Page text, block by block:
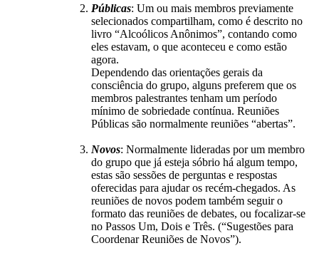
Públicas: Um ou mais membros previamente
selecionados compartilham, como é descrito no
livro “Alcoólicos Anônimos”, contando como
eles estavam, o que aconteceu e como estão
agora.
Dependendo das orientações gerais da
consciência do grupo, alguns preferem que os
membros palestrantes tenham um período
mínimo de sobriedade contínua. Reuniões
Públicas são normalmente reuniões “abertas”.
Novos: Normalmente lideradas por um membro
do grupo que já esteja sóbrio há algum tempo,
estas são sessões de perguntas e respostas
oferecidas para ajudar os recém-chegados. As
reuniões de novos podem também seguir o
formato das reuniões de debates, ou focalizar-se
no Passos Um, Dois e Três. (“Sugestões para
Coordenar Reuniões de Novos”).